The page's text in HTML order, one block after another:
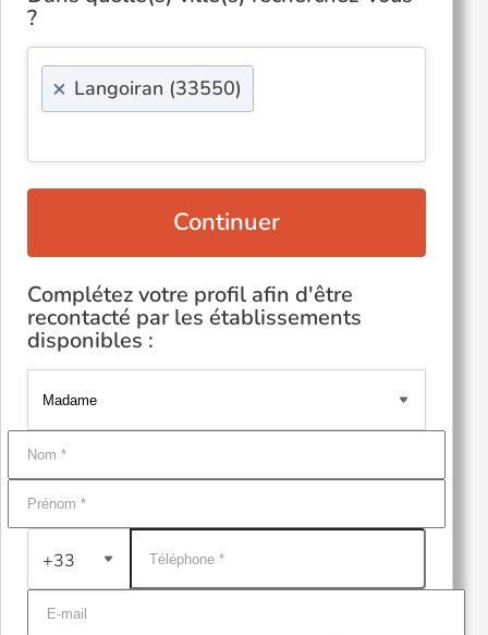
?
× Langoiran (33550)
Continuer
Complétez votre profil afin d'être
recontacté par les établissements
disponibles :
+33